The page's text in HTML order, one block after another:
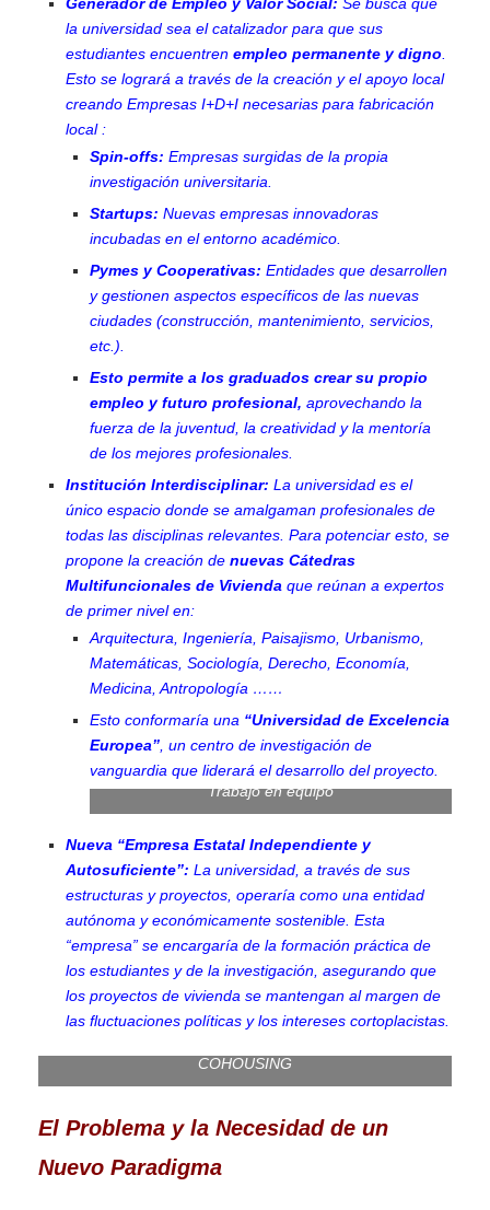
la universidad sea el catalizador para que sus
estudiantes encuentren empleo permanente y digno
Esto se logrará a través de la creación y el apoyo local
creando Empresas I+D+I necesarias para fabricación
local :
Spin-offs: Empresas surgidas de la propia
investigación universitaria.
Startups: Nuevas empresas innovadoras
incubadas en el entorno académico.
Pymes y Cooperativas: Entidades que desarrollen
y gestionen aspectos específicos de las nuevas
ciudades (construcción, mantenimiento, servicios,
etc.).
Esto permite a los graduados crear su propio
empleo y futuro profesional, aprovechando la
fuerza de la juventud, la creatividad y la mentoría
de los mejores profesionales.
Institución Interdisciplinar: La universidad es el
único espacio donde se amalgaman profesionales de
todas las disciplinas relevantes. Para potenciar esto, se
propone la creación de nuevas Cátedras
Multifuncionales de Vivienda que reúnan a expertos
de primer nivel en:
Arquitectura, Ingeniería, Paisajismo, Urbanismo,
Matemáticas, Sociología, Derecho, Economía,
Medicina, Antropología ……
Esto conformaría una “Universidad de Excelencia
Europea” , un centro de investigación de
vanguardia que liderará el desarrollo del proyecto.
Trabajo en equipo
Nueva “Empresa Estatal Independiente y
Autosuficiente”: La universidad, a través de sus
estructuras y proyectos, operaría como una entidad
autónoma y económicamente sostenible. Esta
“empresa” se encargaría de la formación práctica de
los estudiantes y de la investigación, asegurando que
los proyectos de vivienda se mantengan al margen de
las fluctuaciones políticas y los intereses cortoplacistas.
COHOUSING
El Problema y la Necesidad de un
Nuevo Paradigma